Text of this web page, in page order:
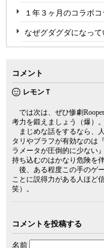
１年３ヶ月のコラボコ
なぜグダグダになっ
コメント
レモンＴ
では次は、ぜひ惨劇
考力を鍛えましょう（爆）。
まじめな話をするなら、
タリやブラフが有効なのは
ラメータが圧倒的に少ない
持ち込むのはかなり危険を
後、ある程度この手のゲ
ことに説得力がある人ほど
笑）。
コメントを投稿する
名前